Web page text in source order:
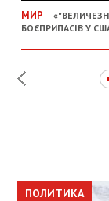
МИР
БОЄПРИПАСІВ У
ПОЛИТИКА
ПОЛИТИКА
ОБЩЕСТВО
ПОЛИТИКА
ЭКОНОМИКА